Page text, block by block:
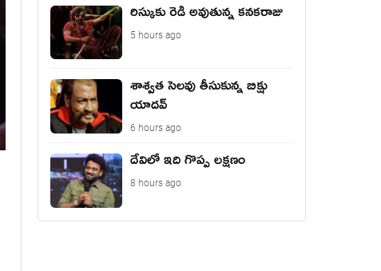
రిస్కుకు రెడీ అవుతున్న కనకరాజు
5 hours ago
శాశ్వత సెలవు తీసుకున్న బిక్షు
యాదవ్
6 hours ago
దేవిలో ఇది గొప్ప లక్షణం
8 hours ago